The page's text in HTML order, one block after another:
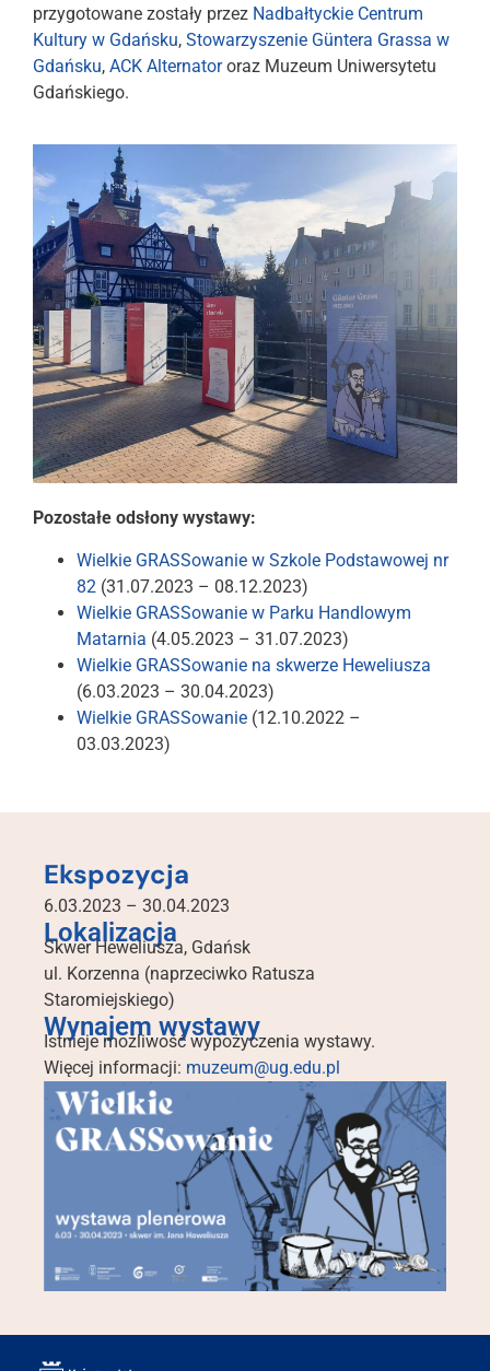
przygotowane zostały przez Nadbałtyckie Centrum
Kultury w Gdańsku, Stowarzyszenie Güntera Grassa w
Gdańsku, ACK Alternatororaz Muzeum Uniwersytetu
Gdańskiego.
Pozostałe odsłony wystawy:
Wielkie GRASSowanie w Szkole Podstawowej nr
82 (31.07.2023 – 08.12.2023)
Wielkie GRASSowanie w Parku Handlowym
Matarnia (4.05.2023 – 31.07.2023)
Wielkie GRASSowanie na skwerze Heweliusza
(6.03.2023 – 30.04.2023)
Wielkie GRASSowanie (12.10.2022 –
03.03.2023)
Ekspozycja
6.03.2023 – 30.04.2023
Lokalizacja
Skwer Heweliusza, Gdańsk
ul. Korzenna (naprzeciwko Ratusza
Staromiejskiego)
Wynajem wystawy
Istnieje możliwość wypożyczenia wystawy.
Więcej informacji: muzeum@ug.edu.pl